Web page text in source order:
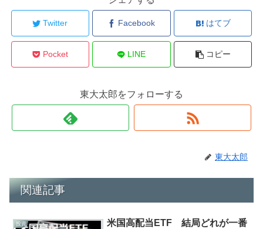
Twitter Facebook はてブ
Pocket LINE コピー
東大太郎をフォローする
東大太郎
関連記事
投資
米国高配当ETF 結局どれが一番